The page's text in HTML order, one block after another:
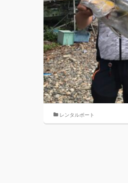
レンタルボート